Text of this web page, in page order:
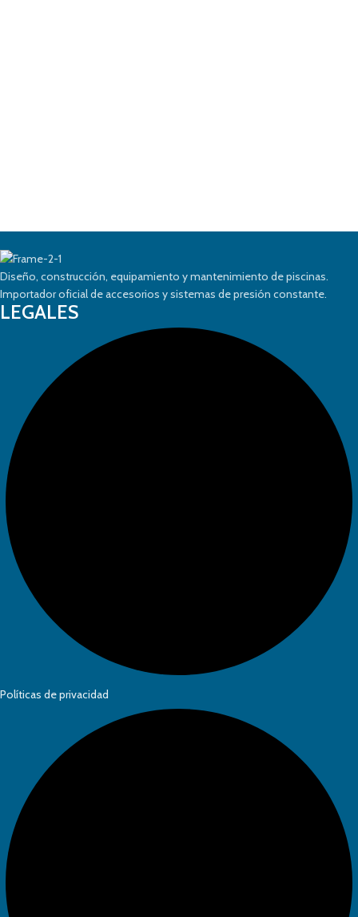
Diseño, construcción, equipamiento y mantenimiento de piscinas.
Importador oficial de accesorios y sistemas de presión constante.
LEGALES
Políticas de privacidad